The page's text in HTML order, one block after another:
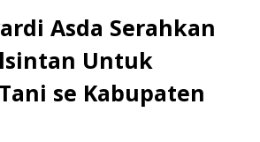
Asda Serahkan
Untuk
se Kabupaten